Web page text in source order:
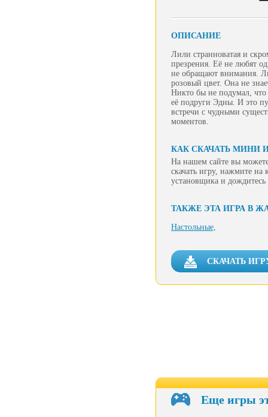
ОПИСАНИЕ
Лили странноватая и
презрения. Её не любят
не обращают внимания.
розовый цвет. Она не
Никто бы не подумал, что
её подруги Эдны. И это
встречи с чудными
моментов.
КАК СКАЧАТЬ МИНИ
На нашем сайте вы
скачать игру, нажмите на
установщика и
ТАКЖЕ ЭТА ИГРА В
Настольные,
СКАЧАТЬ ИГРУ
Еще игры